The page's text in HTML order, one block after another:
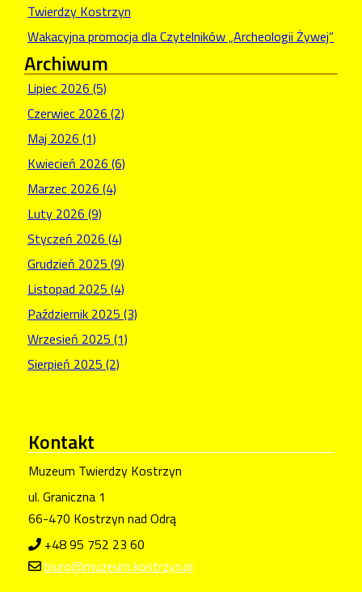
Twierdzy Kostrzyn
Wakacyjna promocja dla Czytelników „Archeologii Żywej”
Archiwum
Lipiec 2026 (5)
Czerwiec 2026 (2)
Maj 2026 (1)
Kwiecień 2026 (6)
Marzec 2026 (4)
Luty 2026 (9)
Styczeń 2026 (4)
Grudzień 2025 (9)
Listopad 2025 (4)
Październik 2025 (3)
Wrzesień 2025 (1)
Sierpień 2025 (2)
Kontakt
Muzeum Twierdzy Kostrzyn
ul. Graniczna 1
66-470 Kostrzyn nad Odrą
+48 95 752 23 60
biuro@muzeum.kostrzyn.pl